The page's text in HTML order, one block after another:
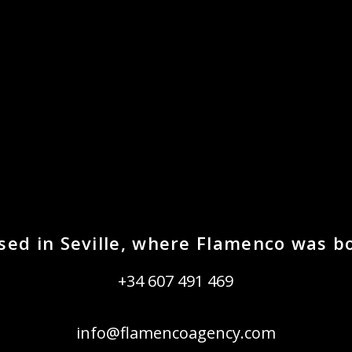
in Seville, where Flamenco was
+34 607 491 469
info@flamencoagency.com